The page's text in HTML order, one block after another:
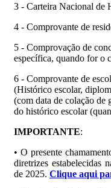
3 - Carteira Nacional de
4 - Comprovante de
5 - Comprovação de
específica, quando for o
6 - Comprovante de
(Histórico escolar,
(com data de colação de
do histórico escolar
IMPORTANTE:
• O presente
diretrizes estabelecidas
de 2025. Clique aqui